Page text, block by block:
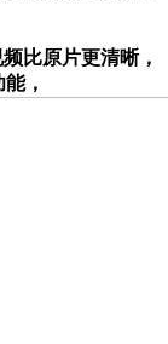
比原片更清晰，
，